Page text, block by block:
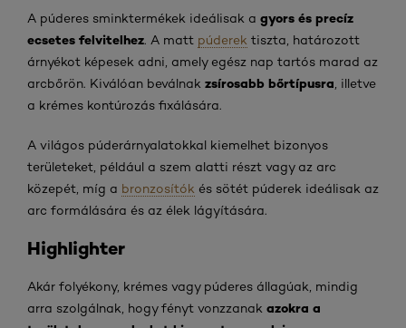
A púderes sminktermékek ideálisak a gyors és precíz
ecsetes felvitelhez. A matt púderek tiszta, határozott
árnyékot képesek adni, amely egész nap tartós marad az
arcbőrön. Kiválóan beválnak zsírosabb bőrtípusra , illetve
a krémes kontúrozás fixálására.
A világos púderárnyalatokkal kiemelhet bizonyos
területeket, például a szem alatti részt vagy az arc
közepét, míg a bronzosítók és sötét púderek ideálisak az
arc formálására és az élek lágyítására.
Highlighter
Akár folyékony, krémes vagy púderes állagúak, mindig
arra szolgálnak, hogy fényt vonzzanak azokra a